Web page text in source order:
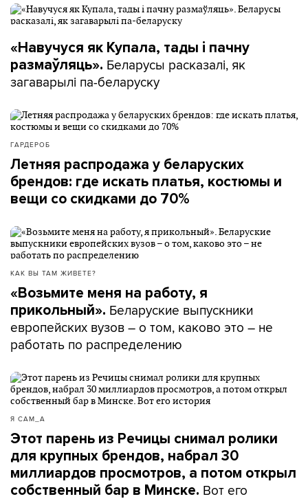
«Навучуся як Купала, тады і пачну
размаўляць». Беларусы расказалі, як
загаварылі па-беларуску
ГАРДЕРОБ
Летняя распродажа у беларуских
брендов: где искать платья, костюмы и
вещи со скидками до 70%
КАК ВЫ ТАМ ЖИВЕТЕ?
«Возьмите меня на работу, я
прикольный». Беларуские выпускники
европейских вузов – о том, каково это – не
работать по распределению
Я САМ_А
Этот парень из Речицы снимал ролики
для крупных брендов, набрал 30
миллиардов просмотров, а потом открыл
собственный бар в Минске. Вот его